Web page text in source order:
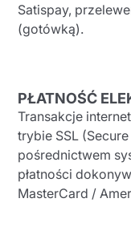
Satispay,
(gotówką).
PŁATNOŚĆ
Transakcje
trybie SSL
pośrednictwem
płatności
MasterCard /